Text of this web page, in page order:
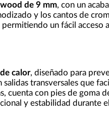
de 9 mm, con un
y los cantos de
un fácil acceso
calor, diseñado para
transversales que
cuenta con pies de goma
y estabilidad durante